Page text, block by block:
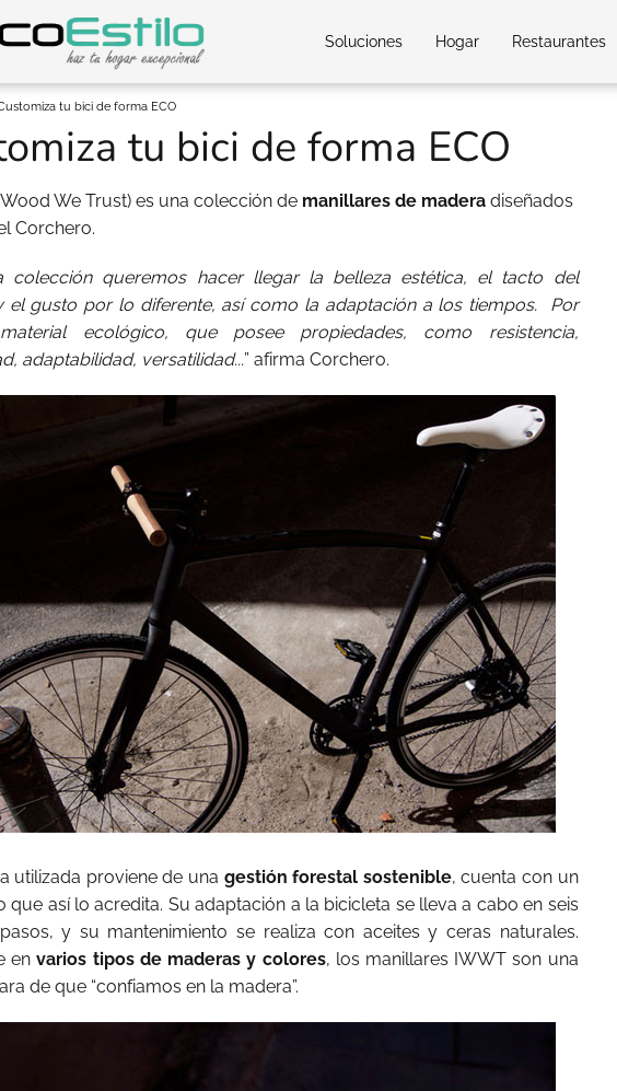
Soluciones Hogar Restaurantes
tu bici de forma ECO
tu bici de forma ECO
We Trust) es una colección de manillares de madera diseñados
Corchero.
colección queremos hacer llegar la belleza estética, el tacto del
el gusto por lo diferente, así como la adaptación a los tiempos. Por
ecológico, que posee propiedades, como resistencia,
adaptabilidad, versatilidad...” afirma Corchero.
utilizada proviene de una gestión forestal sostenible, cuenta con un
que así lo acredita. Su adaptación a la bicicleta se lleva a cabo en seis
y su mantenimiento se realiza con aceites y ceras naturales.
envarios tipos de maderas y colores, los manillares IWWT son una
de que “confiamos en la madera”.